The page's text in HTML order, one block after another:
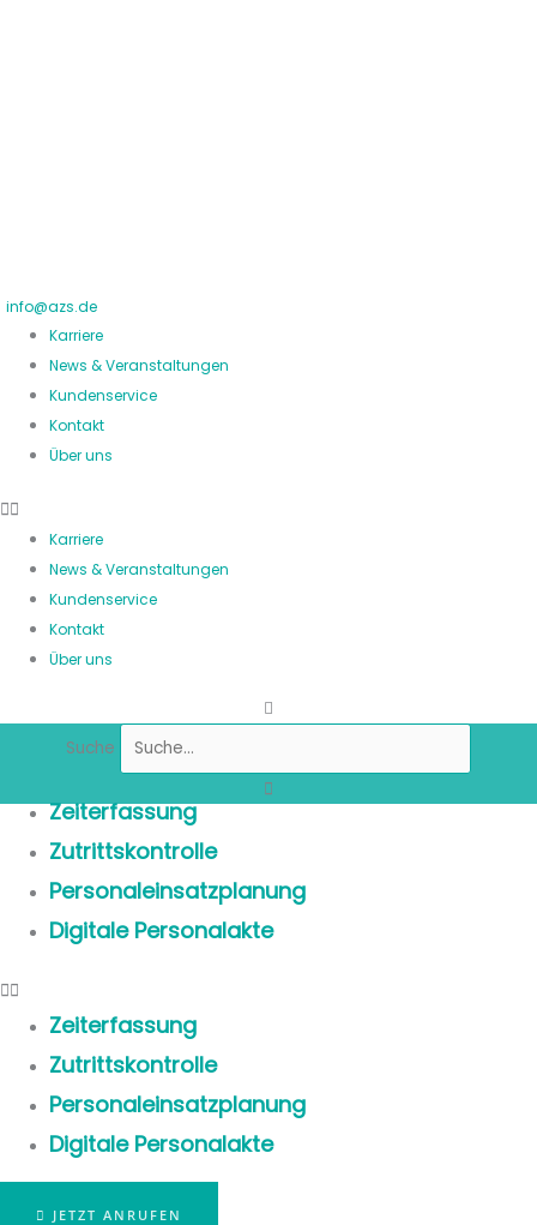
info@azs.de
Karriere
News & Veranstaltungen
Kundenservice
Kontakt
Über uns
Karriere
News & Veranstaltungen
Kundenservice
Kontakt
Über uns
Suche
Zeiterfassung
Zutrittskontrolle
Personaleinsatzplanung
Digitale Personalakte
Zeiterfassung
Zutrittskontrolle
Personaleinsatzplanung
Digitale Personalakte
JETZT ANRUFEN